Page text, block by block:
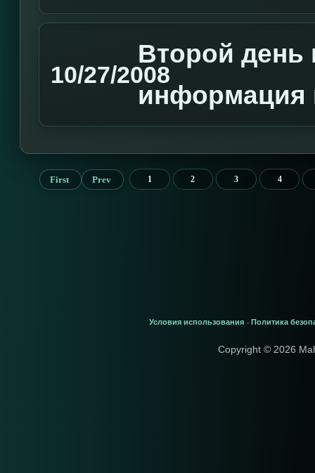
10/27/2008
Второй день
информация
First Prev 1 2 3 4
Условия использования - Политика
Copyright © 2026